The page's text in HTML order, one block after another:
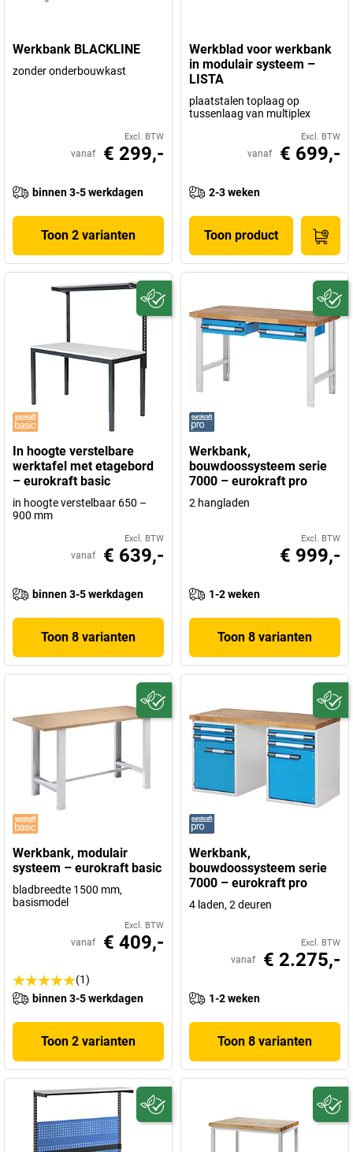
Werkbank BLACKLINE
zonder onderbouwkast
Excl. BTW
vanaf € 299,-
binnen 3-5 werkdagen
Toon 2 varianten
Werkblad voor werkbank
in modulair systeem –
LISTA
plaatstalen toplaag op
tussenlaag van multiplex
Excl. BTW
vanaf € 699,-
2-3 weken
Toon product
In hoogte verstelbare
werktafel met etagebord
– eurokraft basic
in hoogte verstelbaar 650 –
900 mm
Excl. BTW
vanaf € 639,-
binnen 3-5 werkdagen
Toon 8 varianten
Werkbank,
bouwdoossysteem serie
7000 – eurokraft pro
2 hangladen
Excl. BTW
€ 999,-
1-2 weken
Toon 8 varianten
Werkbank, modulair
systeem – eurokraft basic
bladbreedte 1500 mm,
basismodel
Excl. BTW
vanaf € 409,-
(1)
binnen 3-5 werkdagen
Toon 2 varianten
Werkbank,
bouwdoossysteem serie
7000 – eurokraft pro
4 laden, 2 deuren
Excl. BTW
vanaf € 2.275,-
1-2 weken
Toon 8 varianten